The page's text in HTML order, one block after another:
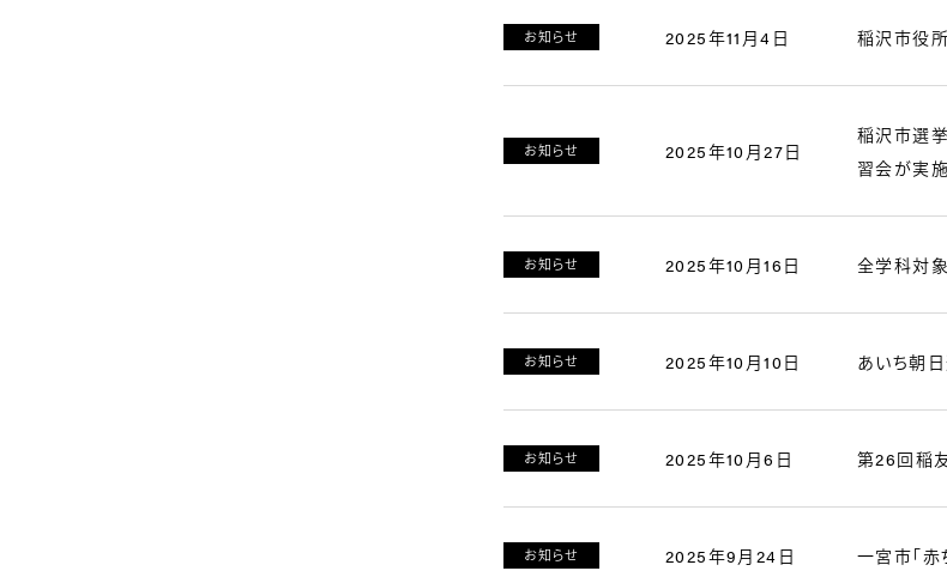
お知らせ 2025年11月4日 稲沢市役
お知らせ 2025年10月27日
稲沢市選
習会が実
お知らせ 2025年10月16日 全学科対
お知らせ 2025年10月10日 あいち朝
お知らせ 2025年10月6日 第26回稲
お知らせ 2025年9月24日 一宮市「赤